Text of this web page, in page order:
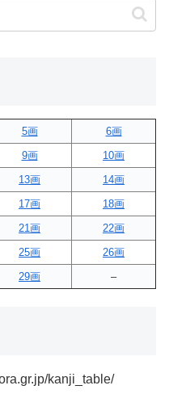
5画
6画
9画
10画
13画
14画
17画
18画
21画
22画
25画
26画
29画 –
kanji_table/